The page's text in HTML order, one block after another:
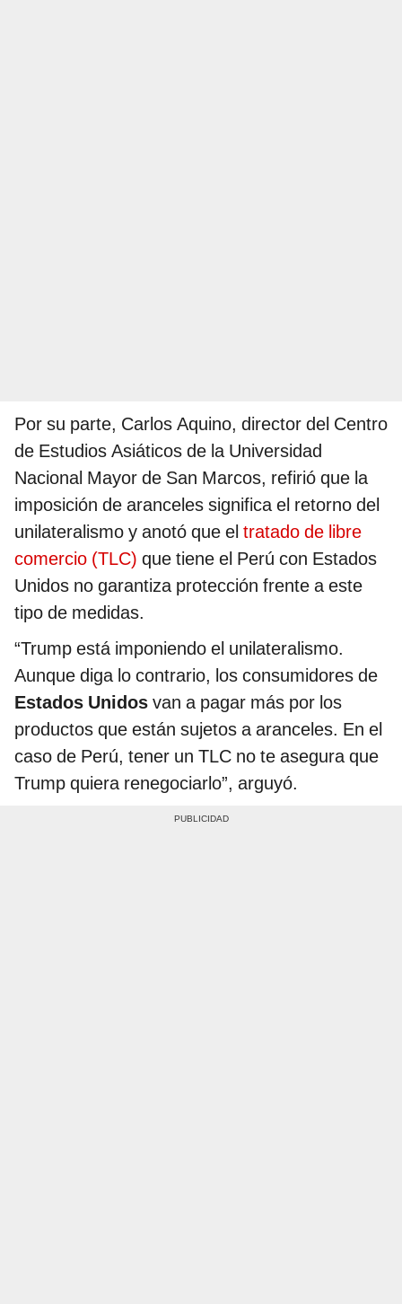
Por su parte, Carlos Aquino, director del Centro
de Estudios Asiáticos de la Universidad
Nacional Mayor de San Marcos, refirió que la
imposición de aranceles significa el retorno del
unilateralismo y anotó que el tratado de libre
comercio (TLC) que tiene el Perú con Estados
Unidos no garantiza protección frente a este
tipo de medidas.
“Trump está imponiendo el unilateralismo.
Aunque diga lo contrario, los consumidores de
Estados Unidos van a pagar más por los
productos que están sujetos a aranceles. En el
caso de Perú, tener un TLC no te asegura que
Trump quiera renegociarlo”, arguyó.